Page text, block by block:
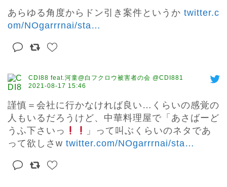
あらゆる角度からドン引き案件というか twitter.c
om/NOgarrrnai/sta…
CDI88 feat.河童@白フクロウ被害者の会 @CDI881
2021-08-17 15:46
謹慎＝会社に行かなければ良い…くらいの感覚の
人もいるだろうけど、中華料理屋で「あさばーど
うふ下さいっ
」って叫ぶくらいのネタであ
って欲しさw twitter.com/NOgarrrnai/sta…